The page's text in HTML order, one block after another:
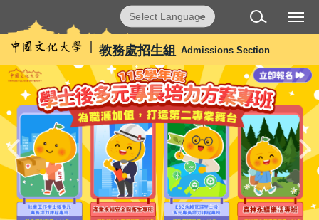
到
主
要
內
區
教務處招生組 Admissions Section
Translate